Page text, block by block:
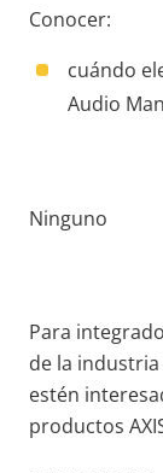
Conocer:
cuándo
Audio
Ninguno
Para
de la
estén
productos